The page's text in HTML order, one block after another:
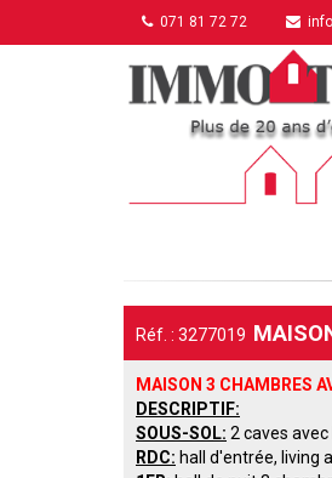
071 81 72 72
Réf. : 3277019
MAISON 3 CHAMBRES
DESCRIPTIF:
SOUS-SOL: 2 caves
RDC: hall d'entrée, living